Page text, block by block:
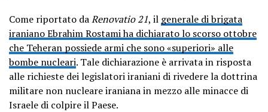
Come riportato daRenovatio 21, il generale di brigata
iraniano Ebrahim Rostami ha dichiarato lo scorso ottobre
che Teheran possiede armi che sono «superiori» alle
bombe nucleari. Tale dichiarazione è arrivata in risposta
alle richieste dei legislatori iraniani di rivedere la dottrina
militare non nucleare iraniana in mezzo alle minacce di
Israele di colpire il Paese.